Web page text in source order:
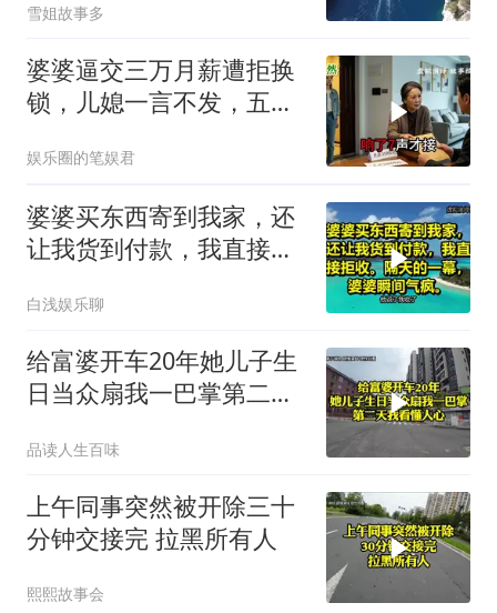
雪姐故事多
婆婆逼交三万月薪遭拒换
锁，儿媳一言不发，五天
娱乐圈的笔娱君
婆婆买东西寄到我家，还
让我货到付款，我直接拒
间气疯
白浅娱乐聊
给富婆开车20年她儿子生
日当众扇我一巴掌第二天
品读人生百味
上午同事突然被开除三十
分钟交接完 拉黑所有人
熙熙故事会